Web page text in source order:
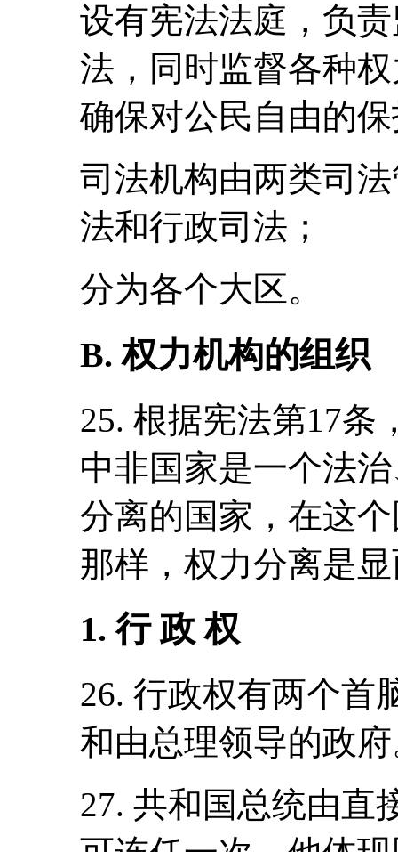
设有宪法法庭，负
法，同时监督各种
确保对公民自由的
司法机构由两类司
法和行政司法；
分为各个大区。
B. 权力机构的组织
25. 根据宪法第17条
中非国家是一个法
分离的国家，在这
那样，权力分离是
1. 行 政 权
26. 行政权有两个首
和由总理领导的政
27. 共和国总统由直